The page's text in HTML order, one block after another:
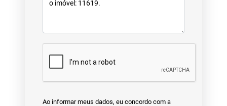
Ao informar meus dados, eu concordo com a